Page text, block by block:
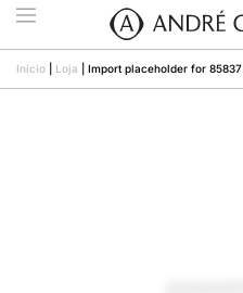
Início Loja Import placeholder for 85837